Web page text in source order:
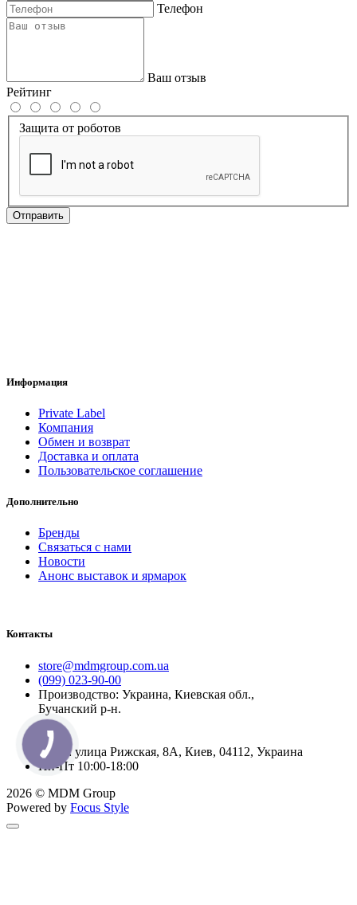
Телефон
Ваш отзыв
Рейтинг
Защита от роботов
Отправить
Информация
Private Label
Компания
Обмен и возврат
Доставка и оплата
Пользовательское соглашение
Дополнительно
Бренды
Связаться с нами
Новости
Анонс выставок и ярмарок
Контакты
store@mdmgroup.com.ua
(099) 023-90-00
Производство: Украина, Киевская обл.,
Бучанский р-н.
Офис: улица Рижская, 8А, Киев, 04112, Украина
Пн-Пт 10:00-18:00
2026 © MDM Group
Powered by Focus Style